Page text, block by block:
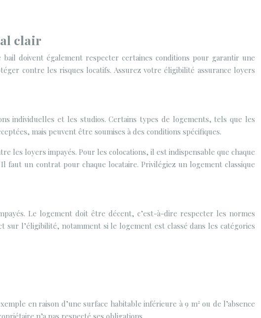
clair
doivent également respecter certaines conditions pour garantir une
contre les risques locatifs. Assurez votre éligibilité assurance loyers
individuelles et les studios. Certains types de logements, tels que les
mais peuvent être soumises à des conditions spécifiques.
les loyers impayés. Pour les colocations, il est indispensable que chaque
faut un contrat pour chaque locataire. Privilégiez un logement classique
Le logement doit être décent, c’est-à-dire respecter les normes
sur l’éligibilité, notamment si le logement est classé dans les catégories
en raison d’une surface habitable inférieure à 9 m² ou de l’absence
n’a pas respecté ses obligations.